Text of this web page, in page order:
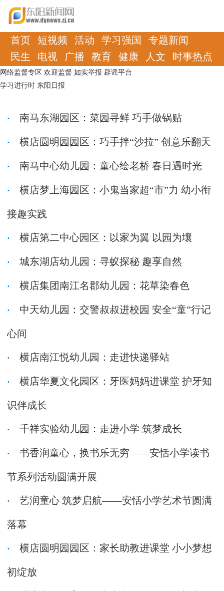
首页 短视频 活动 学习强国
专题新闻
民生
电视 广播 教育 健康 人文 时事热点
网络监督专区 欢迎监督 如实举报 辟谣平台
学习进行时 东阳日报
南马东湖园区：菜园寻鲜 巧手做锅贴
横店圆明园园区：巧手拌“沙拉” 创意乐翻天
南马中心幼儿园：童心绘老桥 春日遇时光
横店梦上海园区：小鬼当家超“市”力 幼小衔
接趣实践
横店第二中心园区：以家为翼 以园为壤
城东湖店幼儿园：寻蚁探秘 趣享自然
横店集团南江名郡幼儿园：花草染春色
中天幼儿园：交警叔叔进校园 安全“童”行记
心间
横店南江悦幼儿园：走进快递驿站
横店华夏文化园区：牙医妈妈进课堂 护牙知
识伴成长
千祥实验幼儿园：走进小学 筑梦成长
书香润童心，换书乐无穷——安恬小学读书
节系列活动圆满开展
艺润童心 筑梦启航——安恬小学艺术节圆满
落幕
横店圆明园园区：家长助教进课堂 小小梦想
初绽放